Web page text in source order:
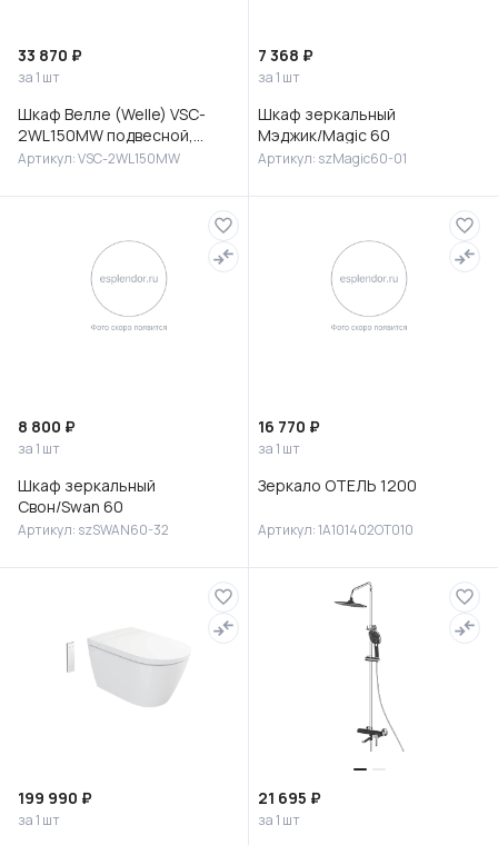
33 870 ₽
за 1 шт
Шкаф Велле (Welle) VSC-
2WL150MW подвесной,
1500*350*300, Белый
Артикул: VSC-2WL150MW
7 368 ₽
за 1 шт
Шкаф зеркальный
Мэджик/Magic 60
Артикул: szMagic60-01
8 800 ₽
за 1 шт
Шкаф зеркальный
Свон/Swan 60
Артикул: szSWAN60-32
16 770 ₽
за 1 шт
Зеркало ОТЕЛЬ 1200
Артикул: 1A101402OT010
199 990 ₽
за 1 шт
21 695 ₽
за 1 шт